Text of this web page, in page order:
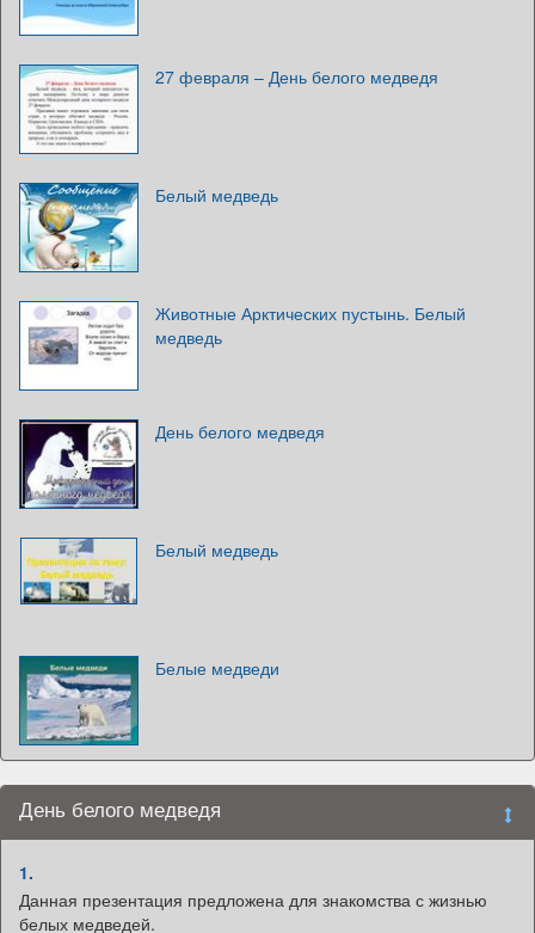
27 февраля – День белого медведя
Белый медведь
Животные Арктических пустынь. Белый
медведь
День белого медведя
Белый медведь
Белые медведи
День белого медведя
1.
Данная презентация предложена для знакомства с жизнью
белых медведей.